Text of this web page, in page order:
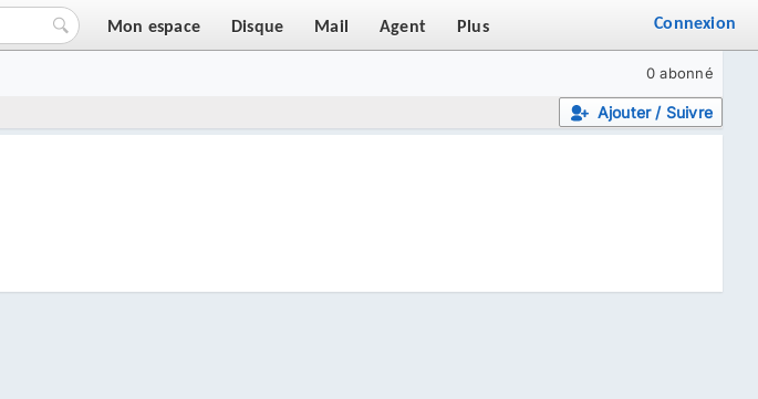
Mon espace Disque Mail Agent Plus Connexion
0 abonné
Ajouter / Suivre